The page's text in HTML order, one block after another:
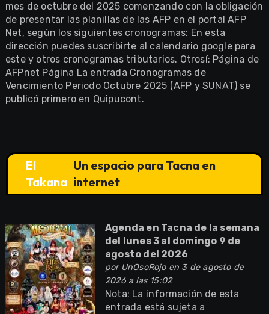
mes de octubre del 2025 comenzando con la obligación
de presentar las planillas de las AFP en el portal AFP
Net, según los siguientes cronogramas: En esta
dirección puedes suscribirte al calendario google para
este y otros cronogramas tributarios. Otrosí: Página de
AFPnet Página La entrada Cronogramas de
Vencimiento Periodo Octubre 2025 (AFP y SUNAT) se
publicó primero en Quipucont.
El
Takana
Un espacio para Tacna en
internet
Agenda en Tacna de la semana
del lunes 3 al domingo 9 de
agosto del 2026
por UnOsoRojoen 3 de agosto de
2026 a las 15:02
Nota: La información de esta
entrada está sujeta a